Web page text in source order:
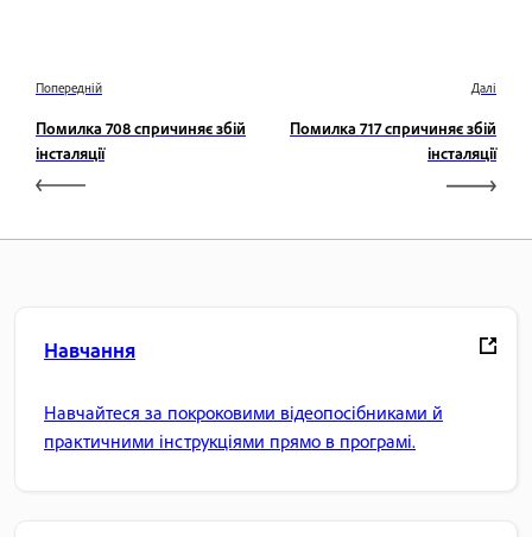
Попередній
Помилка 708 спричиняє збій
інсталяції
Далі
Помилка 717 спричиняє збій
інсталяції
Навчання
Навчайтеся за покроковими відеопосібниками й
практичними інструкціями прямо в програмі.